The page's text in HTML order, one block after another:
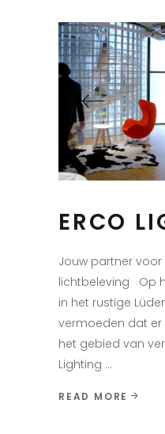
ERCO
Jouw partner
lichtbeleving Op
in het rustige
vermoeden dat er
het gebied van
Lighting
READ MORE